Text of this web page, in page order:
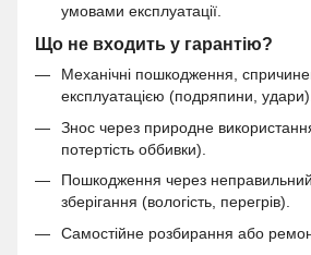
умовами експлуатації.
Що не входить у гарантію?
Механічні пошкодження,
експлуатацією (подряпини,
Знос через природне
потертість оббивки).
Пошкодження через
зберігання (вологість, перегрів).
Самостійне розбирання або